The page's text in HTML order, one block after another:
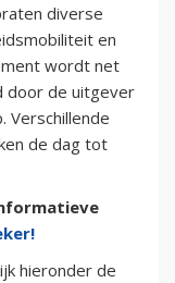
diverse
en
wordt net
door de uitgever
Verschillende
de dag tot
hieronder de